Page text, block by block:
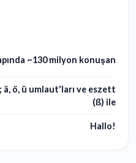
~130 milyon konuşan
ö, ü umlaut'ları ve eszett
(ß) ile
Hallo!